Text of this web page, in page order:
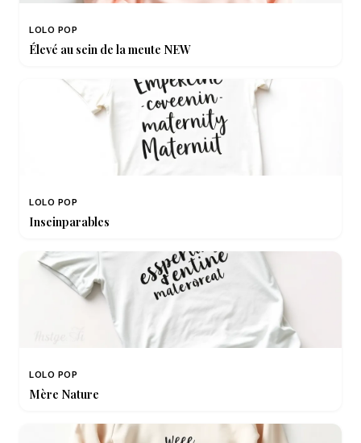
LOLO POP
Élevé au sein de la meute NEW
LOLO POP
Inseinparables
LOLO POP
Mère Nature